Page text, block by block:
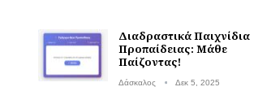
Διαδραστικά Παιχνίδια
Προπαίδειας: Μάθε
Παίζοντας!
Δάσκαλος Δεκ 5, 2025